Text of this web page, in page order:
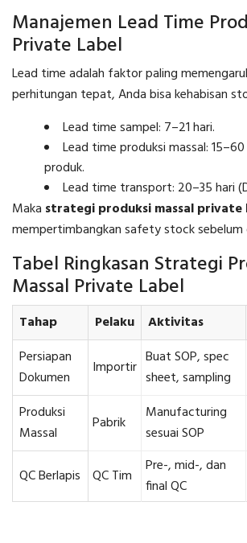
Manajemen Lead Time
Private Label
Lead time adalah faktor paling
perhitungan tepat, Anda bisa kehabisan
Lead time sampel: 7–21 hari.
Lead time produksi massal:
produk.
Lead time transport: 20–35 hari
Maka strategi produksi massal private
mempertimbangkan safety stock sebelum
Tabel Ringkasan Strategi
Massal Private Label
Tahap Pelaku Aktivitas
Persiapan
Dokumen
Importir Buat SOP, spec
sheet, sampling
Produksi
Massal
Pabrik
Manufacturing
sesuai SOP
QC Berlapis QC Tim
Pre-, mid-, dan
final QC